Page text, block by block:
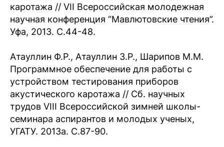
каротажа // VII Всероссийская молодежная
научная конференция “Мавлютовские чтения”.
Уфа, 2013. С.44-48.
Атауллин Ф.Р., Атауллин З.Р., Шарипов М.М.
Программное обеспечение для работы с
устройством тестирования приборов
акустического каротажа // Сб. научных
трудов VIII Всероссийской зимней школы-
семинара аспирантов и молодых ученых,
УГАТУ. 2013а. С.87-90.